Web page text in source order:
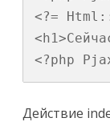
<?=
Действие